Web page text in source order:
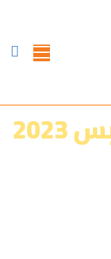
Posts Tagged "جبس 2023